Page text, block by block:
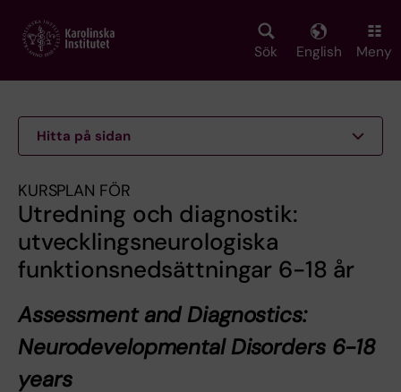
main
Sök English Meny
Hitta på sidan
KURSPLAN FÖR
Utredning och diagnostik:
utvecklingsneurologiska
funktionsnedsättningar 6-18 år
Assessment and Diagnostics:
Neurodevelopmental Disorders 6-18
years